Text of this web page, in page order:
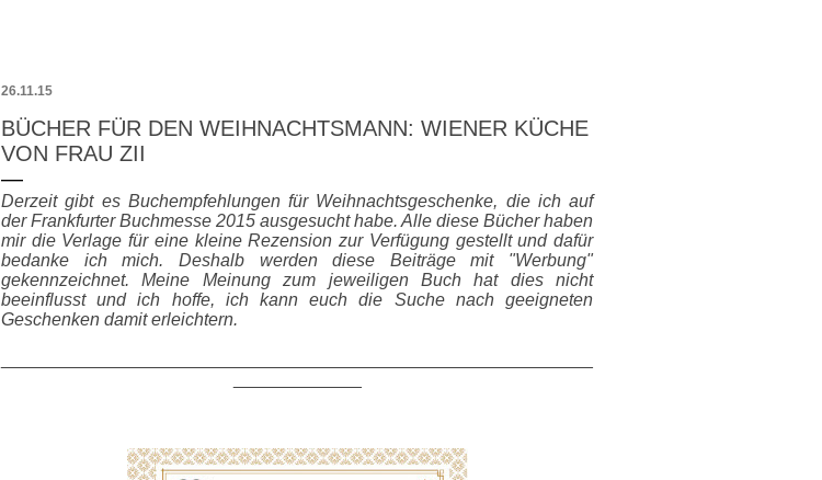
26.11.15
BÜCHER FÜR DEN WEIHNACHTSMANN: WIENER KÜCHE
VON FRAU ZII
Derzeit gibt es Buchempfehlungen für Weihnachtsgeschenke, die ich auf
der Frankfurter Buchmesse 2015 ausgesucht habe. Alle diese Bücher haben
mir die Verlage für eine kleine Rezension zur Verfügung gestellt und dafür
bedanke ich mich. Deshalb werden diese Beiträge mit "Werbung"
gekennzeichnet. Meine Meinung zum jeweiligen Buch hat dies nicht
beeinflusst und ich hoffe, ich kann euch die Suche nach geeigneten
Geschenken damit erleichtern.